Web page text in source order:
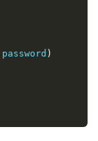
password )